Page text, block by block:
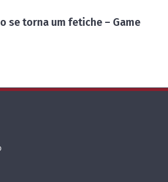
se torna um fetiche – Game